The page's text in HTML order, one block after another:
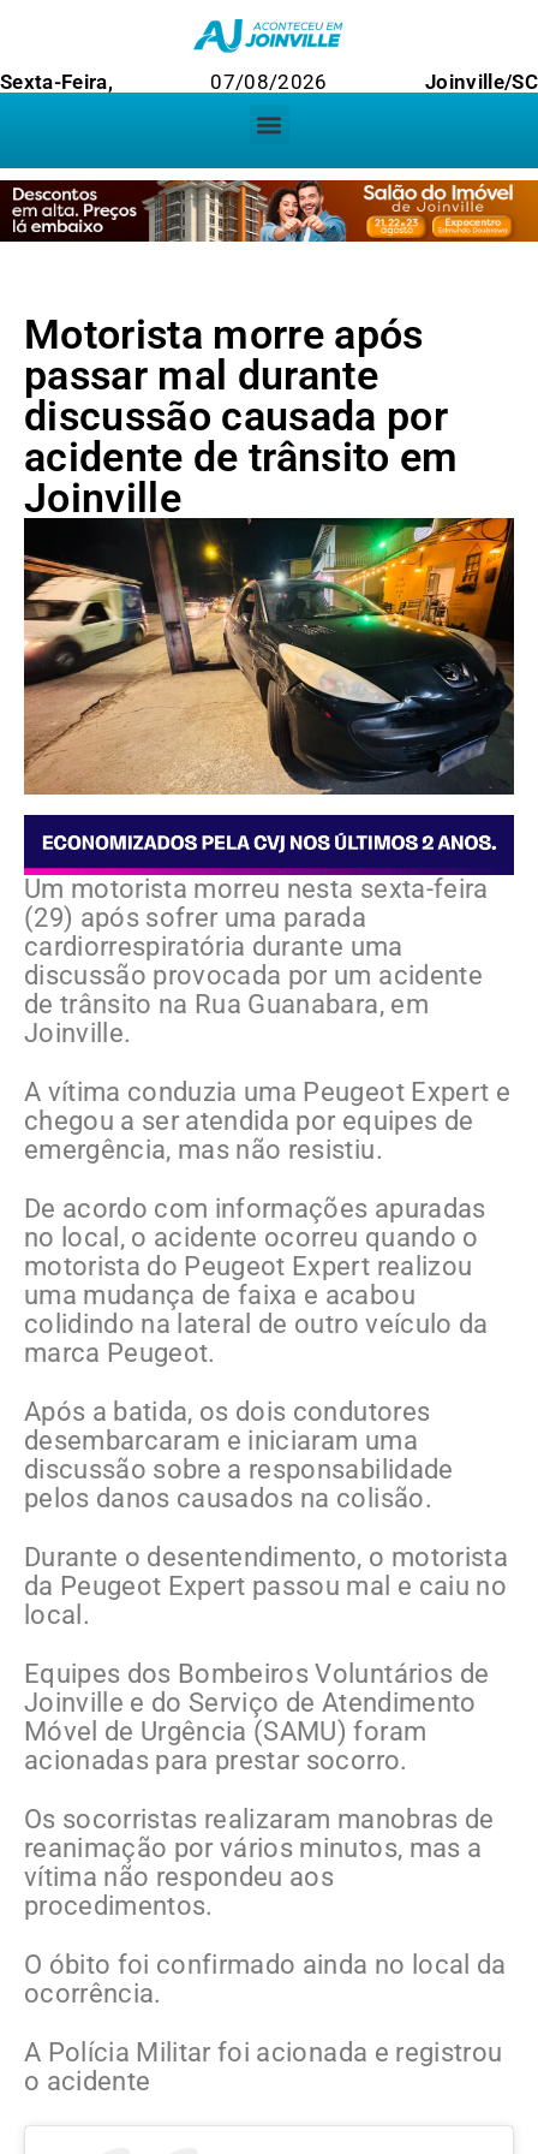
Sexta-Feira, 07/08/2026 Joinville/SC
Motorista morre após
passar mal durante
discussão causada por
acidente de trânsito em
Joinville
Um motorista morreu nesta sexta-feira
(29) após sofrer uma parada
cardiorrespiratória durante uma
discussão provocada por um acidente
de trânsito na Rua Guanabara, em
Joinville.
A vítima conduzia uma Peugeot Expert e
chegou a ser atendida por equipes de
emergência, mas não resistiu.
De acordo com informações apuradas
no local, o acidente ocorreu quando o
motorista do Peugeot Expert realizou
uma mudança de faixa e acabou
colidindo na lateral de outro veículo da
marca Peugeot.
Após a batida, os dois condutores
desembarcaram e iniciaram uma
discussão sobre a responsabilidade
pelos danos causados na colisão.
Durante o desentendimento, o motorista
da Peugeot Expert passou mal e caiu no
local.
Equipes dos Bombeiros Voluntários de
Joinville e do Serviço de Atendimento
Móvel de Urgência (SAMU) foram
acionadas para prestar socorro.
Os socorristas realizaram manobras de
reanimação por vários minutos, mas a
vítima não respondeu aos
procedimentos.
O óbito foi confirmado ainda no local da
ocorrência.
A Polícia Militar foi acionada e registrou
o acidente